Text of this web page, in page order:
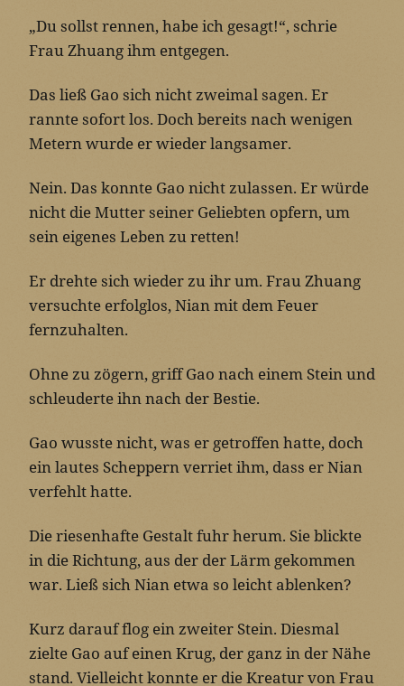
„Du sollst rennen, habe ich gesagt!“, schrie
Frau Zhuang ihm entgegen.
Das ließ Gao sich nicht zweimal sagen. Er
rannte sofort los. Doch bereits nach wenigen
Metern wurde er wieder langsamer.
Nein. Das konnte Gao nicht zulassen. Er würde
nicht die Mutter seiner Geliebten opfern, um
sein eigenes Leben zu retten!
Er drehte sich wieder zu ihr um. Frau Zhuang
versuchte erfolglos, Nian mit dem Feuer
fernzuhalten.
Ohne zu zögern, griff Gao nach einem Stein und
schleuderte ihn nach der Bestie.
Gao wusste nicht, was er getroffen hatte, doch
ein lautes Scheppern verriet ihm, dass er Nian
verfehlt hatte.
Die riesenhafte Gestalt fuhr herum. Sie blickte
in die Richtung, aus der der Lärm gekommen
war. Ließ sich Nian etwa so leicht ablenken?
Kurz darauf flog ein zweiter Stein. Diesmal
zielte Gao auf einen Krug, der ganz in der Nähe
stand. Vielleicht konnte er die Kreatur von Frau